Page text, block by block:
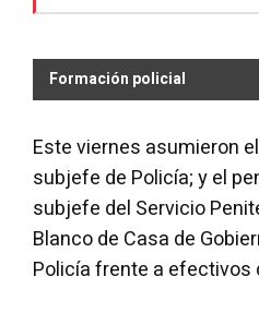
Formación policial
Este viernes asumieron
subjefe de Policía; y el
subjefe del Servicio
Blanco de Casa de
Policía frente a efectivos